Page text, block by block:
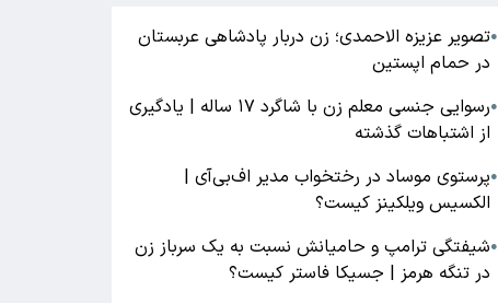
●تصویر عزیزه الاحمدی؛ زن دربار پادشاهی عربستان
در حمام اپستین
●
رسوایی جنسی معلم زن با شاگرد ۱۷ ساله | یادگیری
از اشتباهات گذشته
●پرستوی موساد در رختخواب مدیر اف‌بی‌آی |
الکسیس ویلکینز کیست؟
●شیفتگی ترامپ و حامیانش نسبت به یک سرباز زن
در تنگه هرمز | جسیکا فاستر کیست؟